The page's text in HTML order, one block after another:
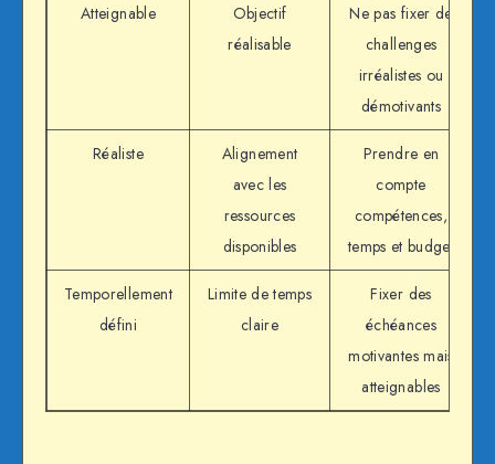
Atteignable
Objectif
réalisable
Ne pas fixer de
challenges
irréalistes ou
démotivants
Réaliste
Alignement
avec les
ressources
disponibles
Prendre en
compte
compétences,
temps et budget
Temporellement
défini
Limite de temps
claire
Fixer des
échéances
motivantes mais
atteignables